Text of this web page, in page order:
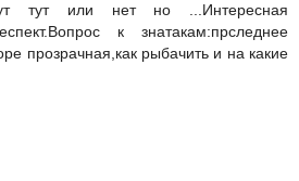
тут или нет но ...Интересная
к знатакам:прследнее
прозрачная,как рыбачить и на какие